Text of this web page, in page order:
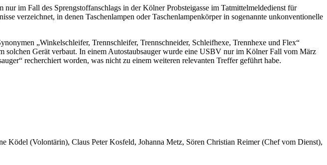
im Fall des Sprengstoffanschlags in der Kölner Probsteigasse im Tatmittelmeldedienst für
verzeichnet, in denen Taschenlampen oder Taschenlampenkörper in sogenannte unkonventionelle
„Winkelschleifer, Trennschleifer, Trennschneider, Schleifhexe, Trennhexe und Flex“
Gerät verbaut. In einem Autostaubsauger wurde eine USBV nur im Kölner Fall vom März
recherchiert worden, was nicht zu einem weiteren relevanten Treffer geführt habe.
Ködel (Volontärin), Claus Peter Kosfeld, Johanna Metz, Sören Christian Reimer (Chef vom Dienst),